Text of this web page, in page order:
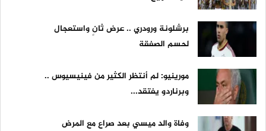
برشلونة ورودري .. عرض ثانٍ واستعجال
لحسم الصفقة
مورينيو: لم أنتظر الكثير من فينيسيوس ..
وبرناردو يفتقد...
وفاة والد ميسي بعد صراع مع المرض